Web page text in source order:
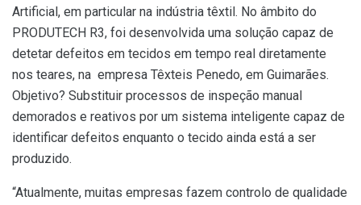
Artificial, em particular na indústria têxtil. No âmbito do
PRODUTECH R3, foi desenvolvida uma solução capaz de
detetar defeitos em tecidos em tempo real diretamente
nos teares, na empresa Têxteis Penedo, em Guimarães.
Objetivo? Substituir processos de inspeção manual
demorados e reativos por um sistema inteligente capaz de
identificar defeitos enquanto o tecido ainda está a ser
produzido.
“Atualmente, muitas empresas fazem controlo de qualidade